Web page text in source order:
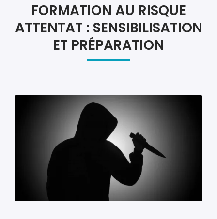
FORMATION AU RISQUE
ATTENTAT : SENSIBILISATION
ET PRÉPARATION